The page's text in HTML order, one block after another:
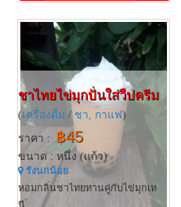
ชาไทยไข่มุกปั่นใส่วืปครีม
(เครื่องดื่ม / ชา, กาแฟ)
ราคา : ฿45
ขนาด : หนึ่ง (แก้ว)
รังนกน้อย
หอมกลิ่นชาไทยทานคู่กับไข่มุกเห